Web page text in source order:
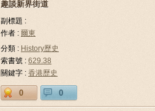
趣談新界街道
副標題 :
作者 : 爾東
分類 : History歷史
索書號 : 629.38
關鍵字 : 香港歷史
0 0